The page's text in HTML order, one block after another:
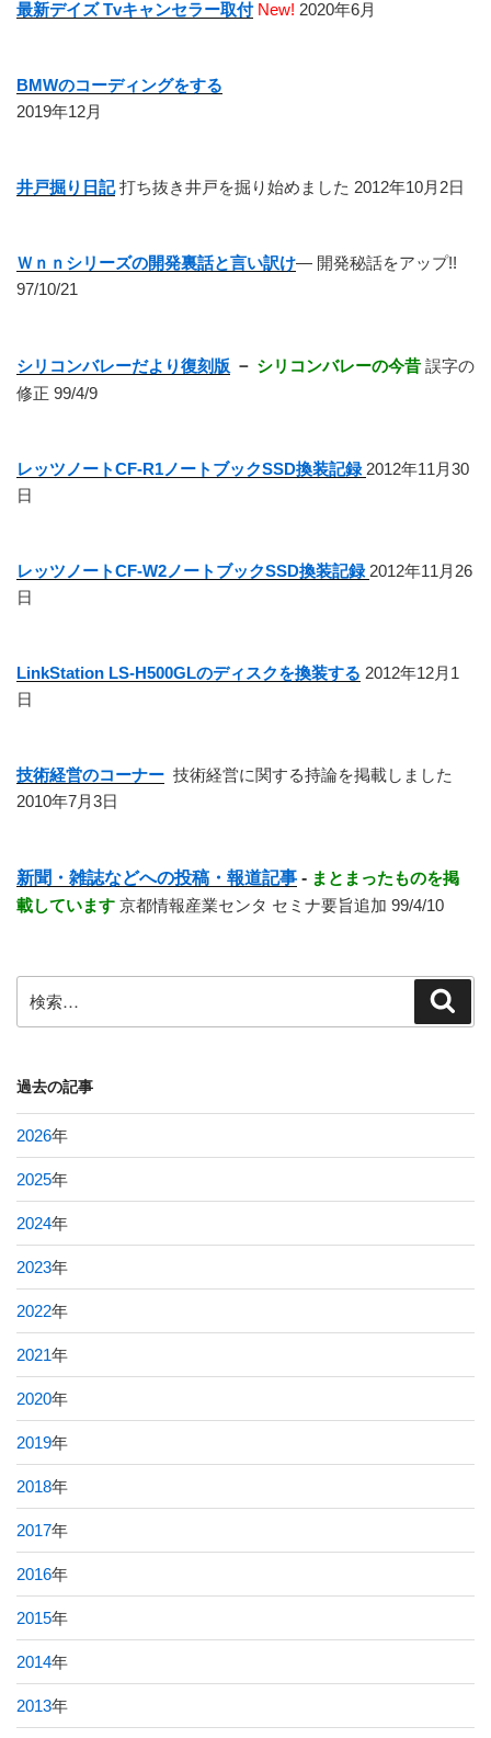
最新デイズ Tvキャンセラー取付New! 2020年6月
BMWのコーディングをする
2019年12月
井戸掘り日記 打ち抜き井戸を掘り始めました 2012年10月2日
Ｗｎｎシリーズの開発裏話と言い訳け― 開発秘話をアップ!!
97/10/21
シリコンバレーだより復刻版 － シリコンバレーの今昔 誤字の
修正 99/4/9
レッツノートCF-R1ノートブックSSD換装記録 2012年11月30
日
レッツノートCF-W2ノートブックSSD換装記録 2012年11月26
日
LinkStation LS-H500GLのディスクを換装する 2012年12月1
日
技術経営のコーナー 技術経営に関する持論を掲載しました
2010年7月3日
新聞・雑誌などへの投稿・報道記事 - まとまったものを掲
載しています 京都情報産業センタ セミナ要旨追加 99/4/10
索:
過去の記事
2026年
2025年
2024年
2023年
2022年
2021年
2020年
2019年
2018年
2017年
2016年
2015年
2014年
2013年